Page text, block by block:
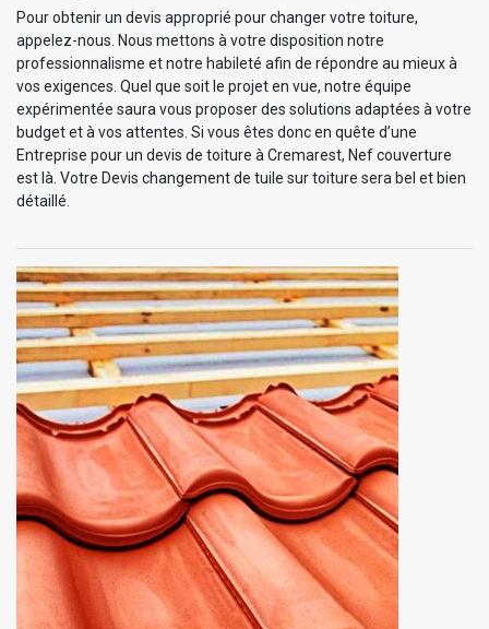
Pour obtenir un devis approprié pour changer votre toiture,
appelez-nous. Nous mettons à votre disposition notre
professionnalisme et notre habileté afin de répondre au mieux à
vos exigences. Quel que soit le projet en vue, notre équipe
expérimentée saura vous proposer des solutions adaptées à votre
budget et à vos attentes. Si vous êtes donc en quête d’une
Entreprise pour un devis de toiture à Cremarest, Nef couverture
est là. Votre Devis changement de tuile sur toiture sera bel et bien
détaillé.